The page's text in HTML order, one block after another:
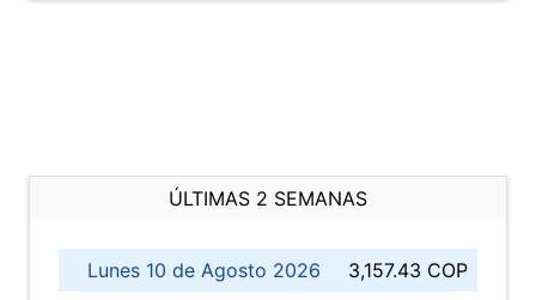
ÚLTIMAS 2 SEMANAS
Lunes 10 de Agosto 2026
3,157.43 COP